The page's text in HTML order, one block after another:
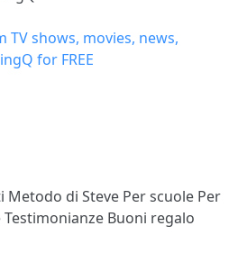
Metodo di Steve Per scuole Per
Testimonianze Buoni regalo